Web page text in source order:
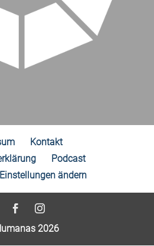
Kontakt
Podcast
ändern
2026